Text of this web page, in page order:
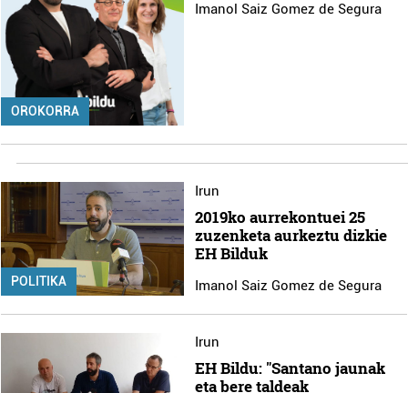
OROKORRA
Imanol Saiz Gomez de Segura
POLITIKA
Irun
2019ko aurrekontuei 25
zuzenketa aurkeztu dizkie
EH Bilduk
Imanol Saiz Gomez de Segura
Irun
EH Bildu: "Santano jaunak
eta bere taldeak